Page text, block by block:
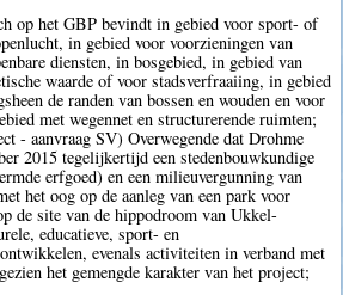
op het GBP bevindt in gebied voor sport- of
in gebied voor voorzieningen van
diensten, in bosgebied, in gebied van
waarde of voor stadsverfraaiing, in gebied
de randen van bossen en wouden en voor
met wegennet en structurerende ruimten;
- aanvraag SV) Overwegende dat Drohme
2015 tegelijkertijd een stedenbouwkundige
erfgoed) en een milieuvergunning van
het oog op de aanleg van een park voor
de site van de hippodroom van Ukkel-
educatieve, sport- en
evenals activiteiten in verband met
het gemengde karakter van het project;